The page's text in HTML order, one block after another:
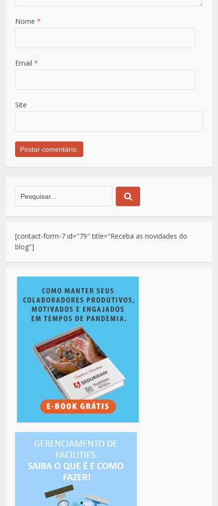
Nome *
Email *
Site
[contact-form-7 id="79" title="Receba as novidades do
blog"]